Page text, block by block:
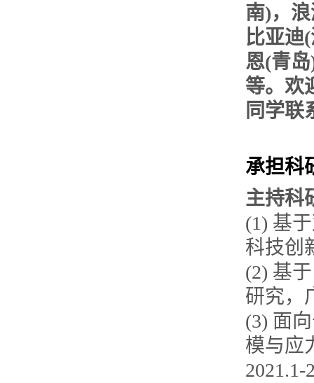
南)，
比亚迪
恩(青
等。欢
同学联
承担科
主持科
(1) 基
科技创
(2) 基
研究，
(3) 面
模与应
2021.1-